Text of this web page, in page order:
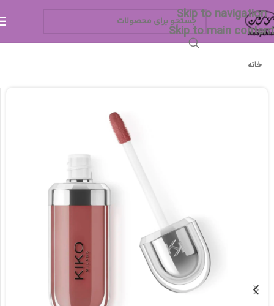
Skip to navigation
Skip to main content
خانه